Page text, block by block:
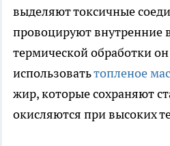
выделяют токсичные
провоцируют внутренние
термической обработки он
использоватьтопленое
жир, которые сохраняют
окисляются при высоких